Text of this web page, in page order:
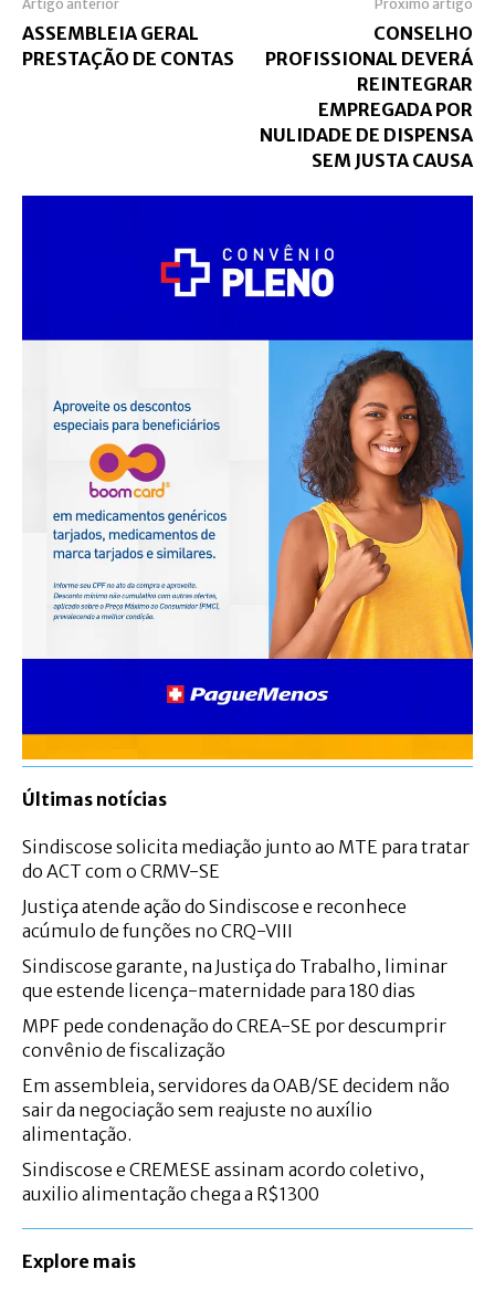
Artigo anterior
ASSEMBLEIA GERAL
PRESTAÇÃO DE CONTAS
Próximo artigo
CONSELHO
PROFISSIONAL DEVERÁ
REINTEGRAR
EMPREGADA POR
NULIDADE DE DISPENSA
SEM JUSTA CAUSA
Últimas notícias
Sindiscose solicita mediação junto ao MTE para tratar
do ACT com o CRMV-SE
Justiça atende ação do Sindiscose e reconhece
acúmulo de funções no CRQ-VIII
Sindiscose garante, na Justiça do Trabalho, liminar
que estende licença-maternidade para 180 dias
MPF pede condenação do CREA-SE por descumprir
convênio de fiscalização
Em assembleia, servidores da OAB/SE decidem não
sair da negociação sem reajuste no auxílio
alimentação.
Sindiscose e CREMESE assinam acordo coletivo,
auxilio alimentação chega a R$1300
Explore mais